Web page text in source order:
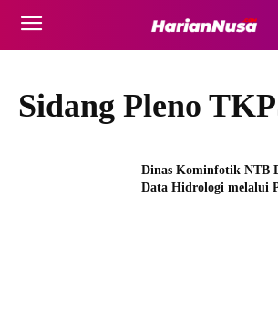
Sidang Pleno
Dinas Kominfotik NTB
Data Hidrologi melalui